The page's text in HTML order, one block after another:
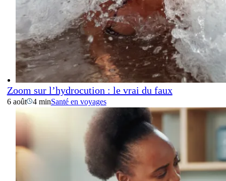
Zoom sur l’hydrocution : le vrai du faux
6 août 4 minSanté en voyages